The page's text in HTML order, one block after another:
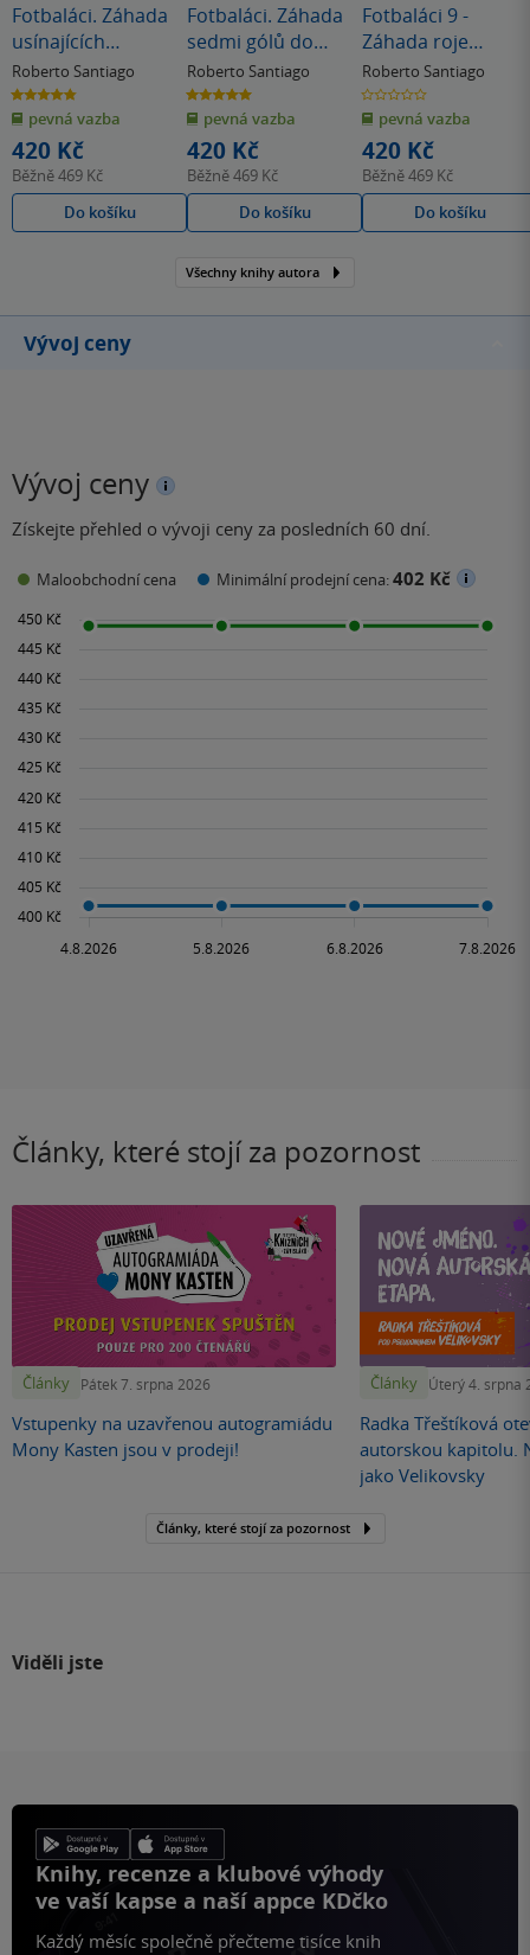
Fotbaláci. Záhada
usínajících
rozhodčích
Roberto Santiago
4.8
z
5
hvězdiček
pevná vazba
420 Kč
Běžně469 Kč
Do košíku
Fotbaláci. Záhada
sedmi gólů do
vlastní branky
Roberto Santiago
5.0
z
5
hvězdiček
pevná vazba
420 Kč
Běžně469 Kč
Do košíku
Fotbaláci 9 -
Záhada roje
meteoritů
Roberto Santiago
0.0
z
5
hvězdiček
pevná vazba
420 Kč
Běžně469 Kč
Do košíku
Všechny knihy autora
Vývoj ceny
Vývoj ceny
Získejte přehled o vývoji ceny za posledních 60 dní.
Maloobchodní cena Minimální prodejní cena:402 Kč
Články, které stojí za pozornost
Články Pátek 7. srpna 2026
Vstupenky na uzavřenou autogramiádu
Mony Kasten jsou v prodeji!
Články Úterý 4. srpna
Radka Třeštíková
autorskou kapitolu.
jako Velikovsky
Články, které stojí za pozornost
Viděli jste
Knihy, recenze a klubové výhody
ve vaší kapse a naší appce KDčko
Každý měsíc společně přečteme tisíce knih